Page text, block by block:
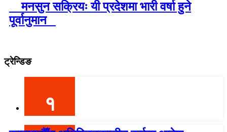
मनसुन सक्रियः यी प्रदेशमा भारी वर्षा हुने
पूर्वानुमान
ट्रेन्डिङ
१